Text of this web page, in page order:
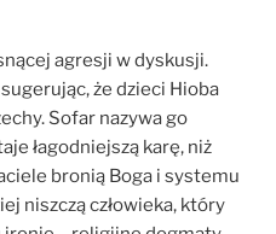
agresji w dyskusji.
że dzieci Hioba
Sofar nazywa go
łagodniejszą karę, niż
bronią Boga i systemu
niszczą człowieka, który